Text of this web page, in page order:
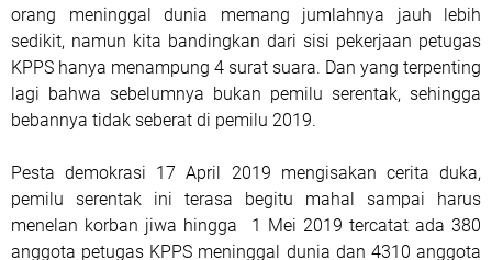
orang meninggal dunia memang jumlahnya jauh lebih
sedikit, namun kita bandingkan dari sisi pekerjaan petugas
KPPS hanya menampung 4 surat suara. Dan yang terpenting
lagi bahwa sebelumnya bukan pemilu serentak, sehingga
bebannya tidak seberat di pemilu 2019.
Pesta demokrasi 17 April 2019 mengisakan cerita duka,
pemilu serentak ini terasa begitu mahal sampai harus
menelan korban jiwa hingga 1 Mei 2019 tercatat ada 380
anggota petugas KPPS meninggal dunia dan 4310 anggota